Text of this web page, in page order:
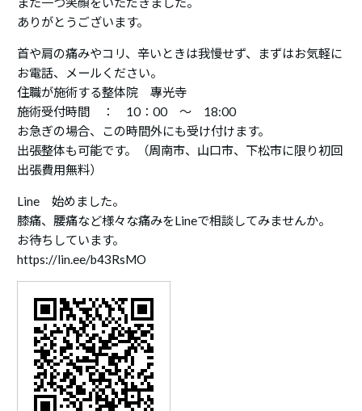
ありがとうございます。
首や肩の痛みやコリ、辛いときは我慢せず、まずはお気軽に
お電話、メールください。
住職が施術する整体院 專光寺
施術受付時間 ： 10：00 ～ 18:00
お急ぎの場合、この時間外にも受け付けます。
出張整体も可能です。（周南市、山口市、下松市に限り初回
出張費用無料）
Line 始めました。
膝痛、腰痛など様々な痛みをLineで相談してみませんか。
お待ちしています。
https://lin.ee/b43RsMO